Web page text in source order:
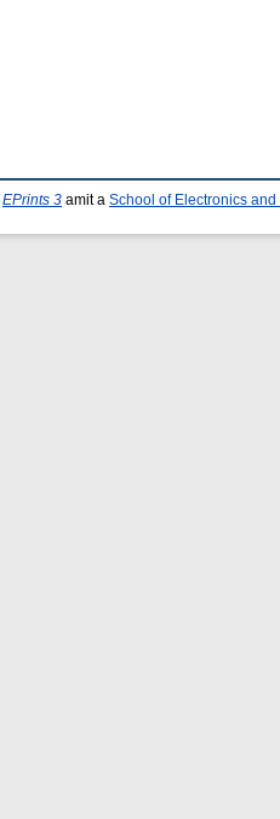
EPrints 3 amit a School of Electronics